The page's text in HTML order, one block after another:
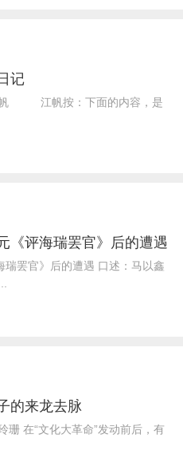
记
帆 江帆按：下面的内容，是
《评海瑞罢官》后的遭遇
瑞罢官》后的遭遇 口述：马以鑫
的来龙去脉
珊 在“文化大革命”发动前后，有